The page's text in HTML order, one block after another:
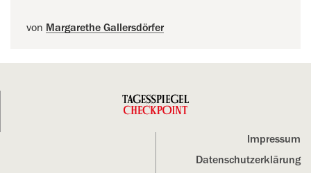
von Margarethe Gallersdörfer
Impressum
Datenschutz­erklärung